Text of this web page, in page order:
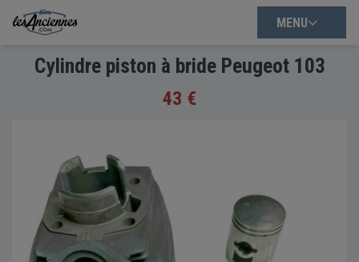
MENU
Cylindre piston à bride Peugeot 103
43 €